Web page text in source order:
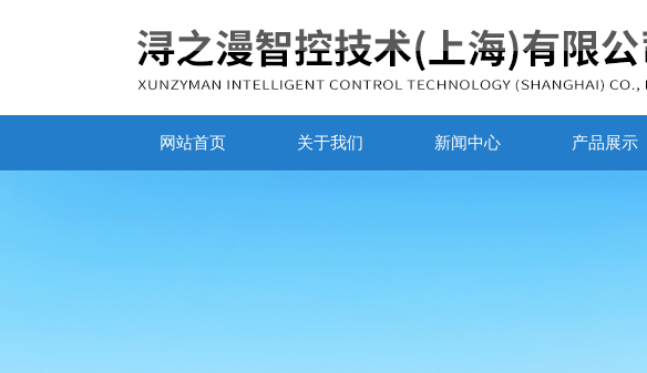
网站首页 关于我们 新闻中心 产品展示